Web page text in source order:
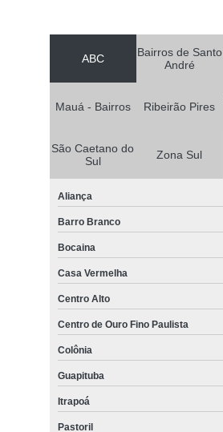
ABC
Bairros de Santo
André
Mauá - Bairros Ribeirão Pires
São Caetano do
Sul
Zona Sul
Aliança
Barro Branco
Bocaina
Casa Vermelha
Centro Alto
Centro de Ouro Fino Paulista
Colônia
Guapituba
Itrapoá
Pastoril